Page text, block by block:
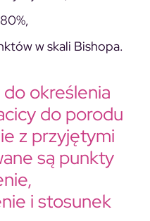
w skali Bishopa.
do określenia
do porodu
z przyjętymi
są punkty
i stosunek